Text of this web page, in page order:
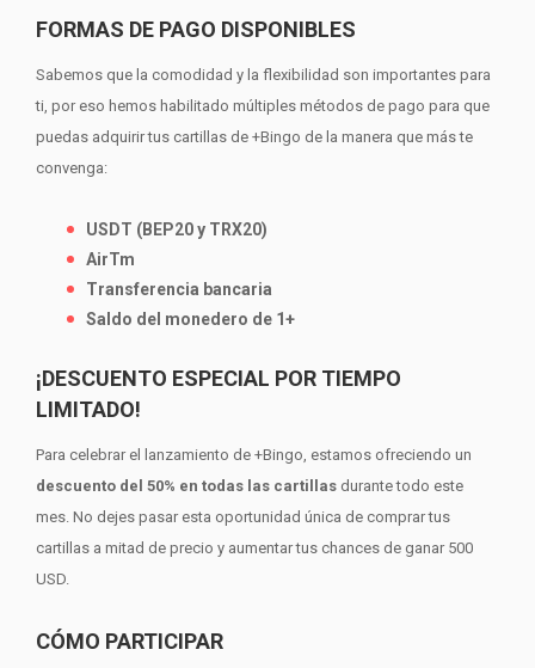
FORMAS DE PAGO DISPONIBLES
Sabemos que la comodidad y la flexibilidad son importantes para
ti, por eso hemos habilitado múltiples métodos de pago para que
puedas adquirir tus cartillas de +Bingo de la manera que más te
convenga:
USDT (BEP20 y TRX20)
AirTm
Transferencia bancaria
Saldo del monedero de 1+
¡DESCUENTO ESPECIAL POR TIEMPO
LIMITADO!
Para celebrar el lanzamiento de +Bingo, estamos ofreciendo un
descuento del 50% en todas las cartillas durante todo este
mes. No dejes pasar esta oportunidad única de comprar tus
cartillas a mitad de precio y aumentar tus chances de ganar 500
USD.
CÓMO PARTICIPAR